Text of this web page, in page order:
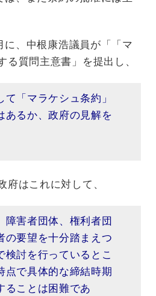
に、中根康浩議員が「「マ
る質問主意書」を提出し、
て「マラケシュ条約」
あるか、政府の見解を
府はこれに対して、
障害者団体、権利者団
の要望を十分踏まえつ
検討を行っているとこ
点で具体的な締結時期
ることは困難であ